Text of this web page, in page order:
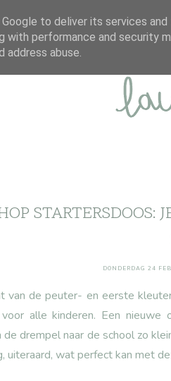
ABOUT
STARTERSDOOS:
DONDERDAG 24
van de peuter- en eerste
alle kinderen. Een nieuwe
de drempel naar de school zo
uiteraard, wat perfect kan met
to deliver its services
with performance and security
abuse.